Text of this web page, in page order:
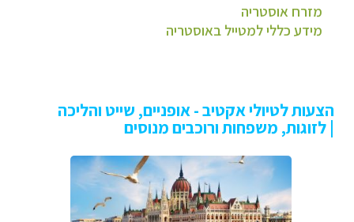
מזרח אוסטריה
מידע כללי למטייל באוסטריה
הצעות לטיולי אקטיב - אופניים, שייט והליכה
| לזוגות, משפחות ורוכבים מנוסים